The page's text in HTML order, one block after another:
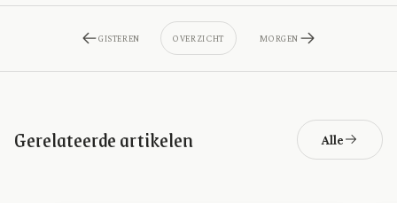
GISTEREN OVERZICHT MORGEN
Gerelateerde artikelen Alle